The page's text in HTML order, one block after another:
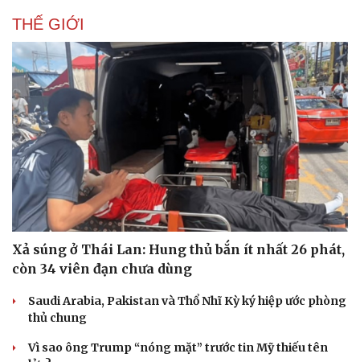
THẾ GIỚI
Xả súng ở Thái Lan: Hung thủ bắn ít nhất 26 phát,
còn 34 viên đạn chưa dùng
Saudi Arabia, Pakistan và Thổ Nhĩ Kỳ ký hiệp ước phòng
thủ chung
Vì sao ông Trump “nóng mặt” trước tin Mỹ thiếu tên